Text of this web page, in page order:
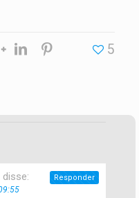
5
disse: Responder